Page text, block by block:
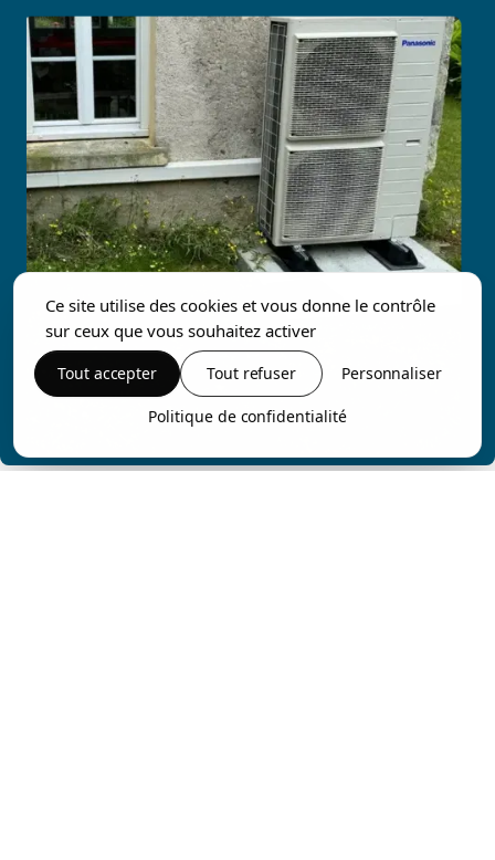
Ce site utilise des cookies et vous donne le contrôle
sur ceux que vous souhaitez activer
Tout accepter Tout refuser Personnaliser
Politique de confidentialité